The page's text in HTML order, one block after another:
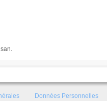
Données Personnelles